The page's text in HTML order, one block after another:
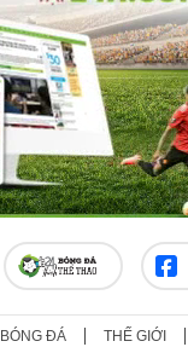
BÓNG ĐÁ THẾ GIỚI